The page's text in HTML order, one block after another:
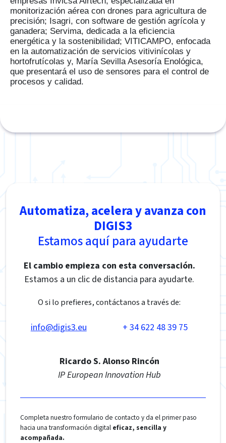
monitorización aérea con drones para agricultura de
precisión; Isagri, con software de gestión agrícola y
ganadera; Servima, dedicada a la eficiencia
energética y la sostenibilidad; VITICAMPO, enfocada
en la automatización de servicios vitivinícolas y
hortofrutícolas y, María Sevilla Asesoría Enológica,
que presentará el uso de sensores para el control de
procesos y calidad.
Automatiza, acelera y avanza con
DIGIS3
Estamos aquí para ayudarte
El cambio empieza con esta conversación.
Estamos a un clic de distancia para ayudarte.
O si lo prefieres, contáctanos a través de:
info@digis3.eu + 34 622 48 39 75
Ricardo S. Alonso Rincón
IP European Innovation Hub
Completa nuestro formulario de contacto y da el primer paso
hacia una transformación digital eficaz, sencilla y
acompañada.